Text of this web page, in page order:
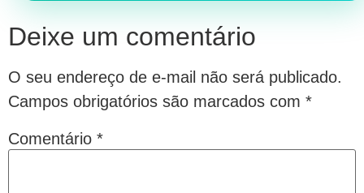
Deixe um comentário
O seu endereço de e-mail não será publicado.
Campos obrigatórios são marcados com *
Comentário *